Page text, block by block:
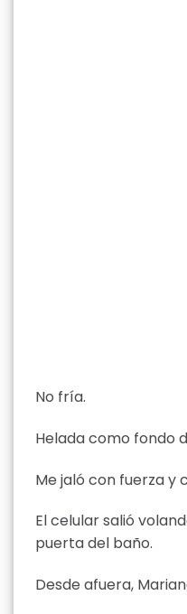
No fría.
Helada como fondo
Me jaló con fuerza y
El celular salió
puerta del baño.
Desde afuera,